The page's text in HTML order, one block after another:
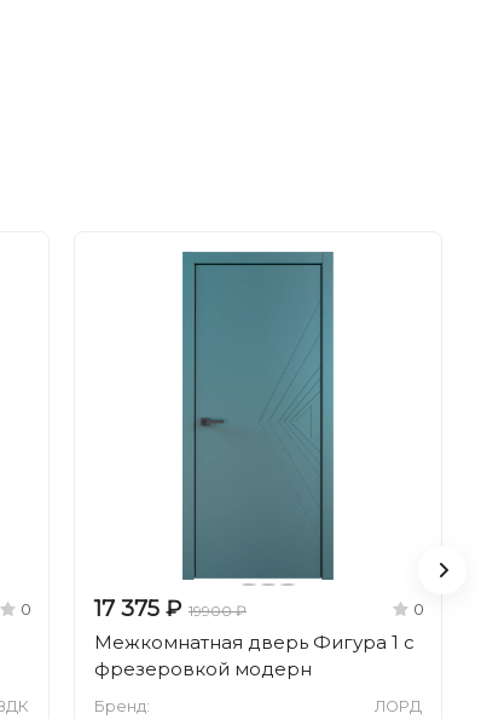
0 17 375 ₽ 19900 ₽ 0
Межкомнатная дверь Фигура 1 с
фрезеровкой модерн
Бренд:
ЛОРД